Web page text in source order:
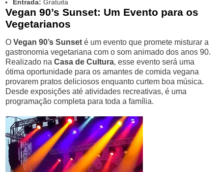
Entrada: Gratuita
Vegan 90’s Sunset: Um Evento para os
Vegetarianos
OVegan 90’s Sunset é um evento que promete misturar a
gastronomia vegetariana com o som animado dos anos 90.
Realizado naCasa de Cultura, esse evento será uma
ótima oportunidade para os amantes de comida vegana
provarem pratos deliciosos enquanto curtem boa música.
Desde exposições até atividades recreativas, é uma
programação completa para toda a família.